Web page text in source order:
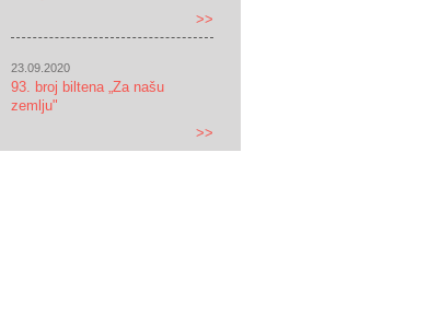
>>
23.09.2020
93. broj biltena „Za našu
zemlju"
>>